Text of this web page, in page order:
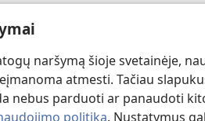
naršymą šioje svetainėje,
atmesti. Tačiau
nebus parduoti ar panaudoti
politiką. Nustatymus
Muzika
Biblijos skaitymas